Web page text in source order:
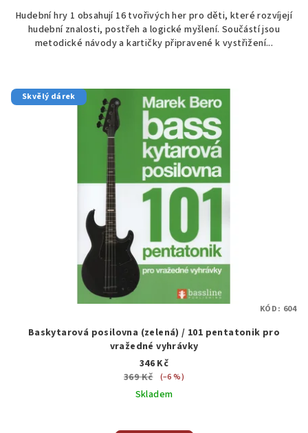
Hudební hry 1 obsahují 16 tvořivých her pro děti, které rozvíjejí
hudební znalosti, postřeh a logické myšlení. Součástí jsou
metodické návody a kartičky připravené k vystřižení...
Skvělý dárek
Baskytarová posilovna (zelená) / 101 pentatonik pro
vražedné vyhrávky
346 Kč
369 Kč
(–6 %)
Skladem
KÓD: 604